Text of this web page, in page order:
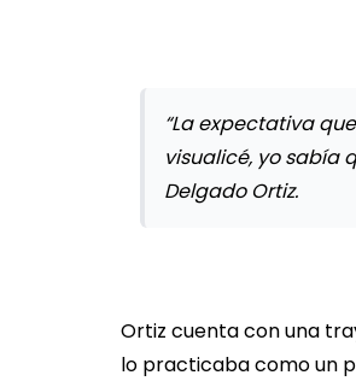
“La expectativa
visualicé, yo sabía
Delgado Ortiz.
Ortiz cuenta con una
lo practicaba como un